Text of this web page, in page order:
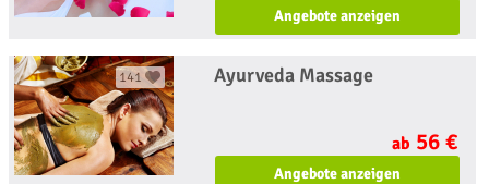
Angebote anzeigen
141 Ayurveda Massage
ab 56 €
Angebote anzeigen